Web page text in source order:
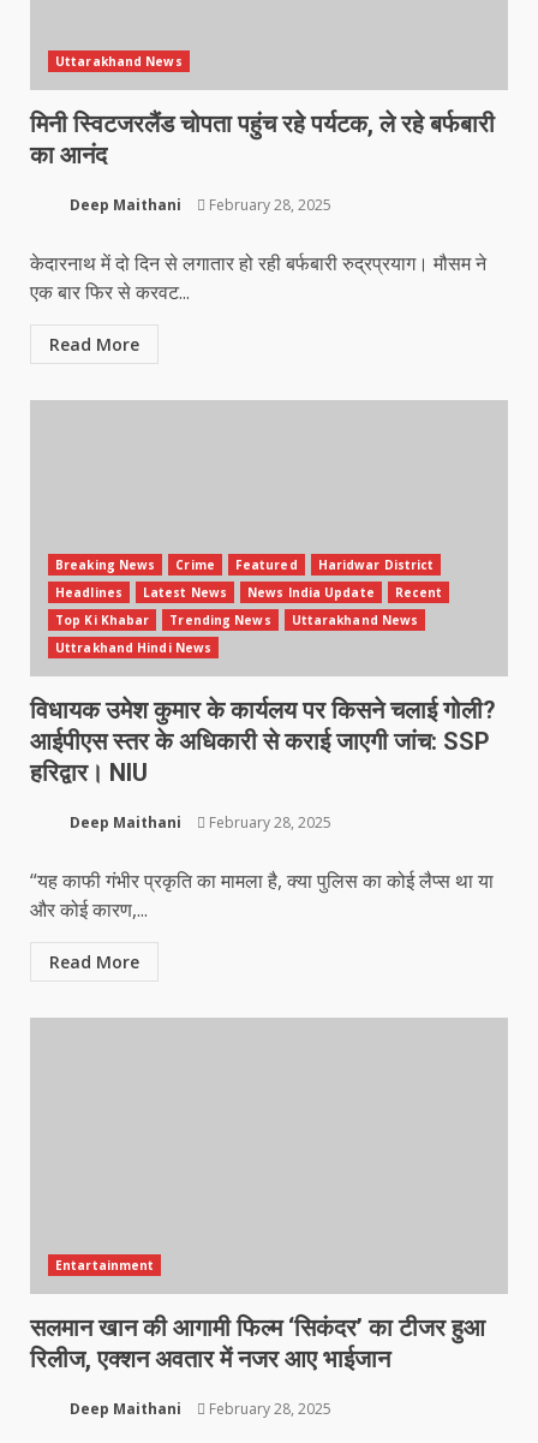
Uttarakhand News
मिनी स्विटजरलैंड चोपता पहुंच रहे पर्यटक, ले रहे बर्फबारी
का आनंद
Deep Maithani February 28, 2025
केदारनाथ में दो दिन से लगातार हो रही बर्फबारी रुद्रप्रयाग। मौसम ने
एक बार फिर से करवट...
Read More
Breaking News Crime Featured
Haridwar District
Headlines
Latest News News India Update
Recent
Top Ki Khabar
Trending News
Uttarakhand News
Uttrakhand Hindi News
विधायक उमेश कुमार के कार्यलय पर किसने चलाई गोली?
आईपीएस स्तर के अधिकारी से कराई जाएगी जांच: SSP
हरिद्वार। NIU
Deep Maithani February 28, 2025
“यह काफी गंभीर प्रकृति का मामला है, क्या पुलिस का कोई लैप्स था या
और कोई कारण,...
Read More
Entartainment
सलमान खान की आगामी फिल्म ‘सिकंदर’ का टीजर हुआ
रिलीज, एक्शन अवतार में नजर आए भाईजान
Deep Maithani February 28, 2025